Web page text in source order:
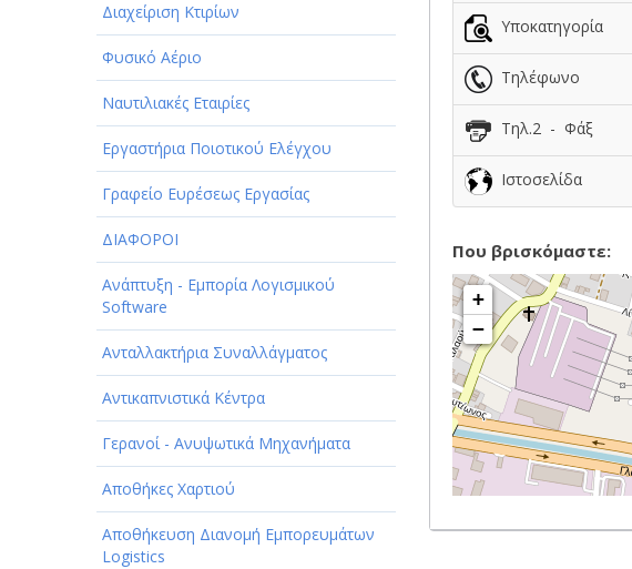
Διαχείριση Κτιρίων
Φυσικό Αέριο
Ναυτιλιακές Εταιρίες
Εργαστήρια Ποιοτικού Ελέγχου
Γραφείο Ευρέσεως Εργασίας
ΔΙΑΦΟΡΟΙ
Ανάπτυξη - Εμπορία Λογισμικού
Software
Ανταλλακτήρια Συναλλάγματος
Αντικαπνιστικά Κέντρα
Γερανοί - Ανυψωτικά Μηχανήματα
Αποθήκες Χαρτιού
Αποθήκευση Διανομή Εμπορευμάτων
Logistics
Υποκατηγορία
Τηλέφωνο
Τηλ.2 - Φάξ
Ιστοσελίδα
Που βρισκόμαστε:
+
−